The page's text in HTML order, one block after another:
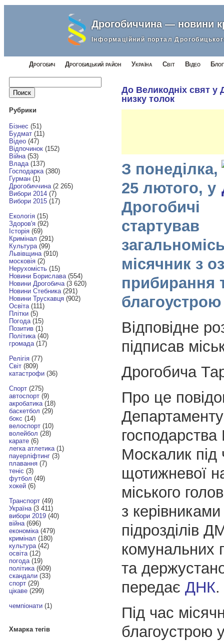
Дрогобиччина — новини
Інформаційний портал
Дрогобич Дрогобицький район Україна Світ Відео
Найти:
Рубрики
Бізнес (51)
Будмат(11)
Відео(47)
Відпочинок(152)
Війна(53)
Влада(137)
Господарка(380)
Гурман(1)
Дрогобиччина(2 265)
Вибори 2014(7)
Вибори 2015(17)
Екологія(15)
Здоров'я(92)
Історія(69)
Кримінал (291)
Культура(99)
Львівщина(910)
московія(2)
Нерухомість(15)
Новини Борислава(554)
Новини Дрогобича(3 620)
Новини Стебника(291)
Новини Трускавця(902)
Освіта(111)
Плітки(5)
Погода(15)
Позитив(1)
Політика(40)
громада(17)
Релігія(77)
Світ(809)
катастрофи(36)
Спорт(275)
автоспорт(9)
акробатика(18)
баскетбол (29)
бокс (14)
велоспорт(10)
волейбол (28)
карате(6)
легка атлетика(1)
пауерліфтинг(3)
плавання(7)
теніс (3)
футбол (49)
хокей(6)
Транспорт(49)
Україна(3 411)
вибори 2019(40)
війна(696)
економіка(479)
кримінал (180)
культура(42)
освіта(12)
погода(19)
політика(609)
скандали(33)
спорт(29)
цікаве(299)
чемпіонати(1)
Хмарка тегів
До Великодніх свят у
низку толок
З понеділка,
25 лютого, у
Дрогобичі
стартував
місячник з
прибирання
благоустрою
Відповідне
підписав
Дрогобича
Про це
Департаменту
Москалик під
щотижневої
міського
з
підрозділів
комунальних
та
передає ДНК.
Під час
благоустрою у